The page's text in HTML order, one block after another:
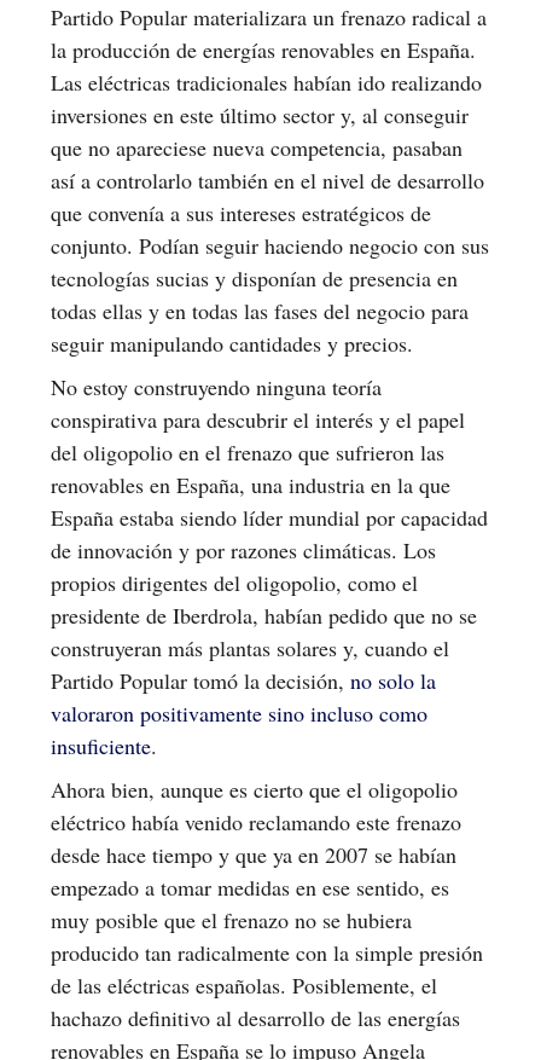
Partido Popular materializara un frenazo radical a
la producción de energías renovables en España.
Las eléctricas tradicionales habían ido realizando
inversiones en este último sector y, al conseguir
que no apareciese nueva competencia, pasaban
así a controlarlo también en el nivel de desarrollo
que convenía a sus intereses estratégicos de
conjunto. Podían seguir haciendo negocio con sus
tecnologías sucias y disponían de presencia en
todas ellas y en todas las fases del negocio para
seguir manipulando cantidades y precios.
No estoy construyendo ninguna teoría
conspirativa para descubrir el interés y el papel
del oligopolio en el frenazo que sufrieron las
renovables en España, una industria en la que
España estaba siendo líder mundial por capacidad
de innovación y por razones climáticas. Los
propios dirigentes del oligopolio, como el
presidente de Iberdrola, habían pedido que no se
construyeran más plantas solares y, cuando el
Partido Popular tomó la decisión, no solo la
valoraron positivamente sino incluso como
insuficiente.
Ahora bien, aunque es cierto que el oligopolio
eléctrico había venido reclamando este frenazo
desde hace tiempo y que ya en 2007 se habían
empezado a tomar medidas en ese sentido, es
muy posible que el frenazo no se hubiera
producido tan radicalmente con la simple presión
de las eléctricas españolas. Posiblemente, el
hachazo definitivo al desarrollo de las energías
renovables en España se lo impuso Angela